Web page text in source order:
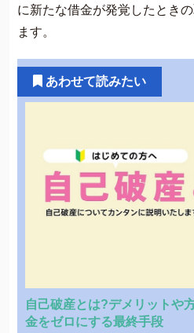
に新たな借金が発覚したとき
ます。
あわせて読みたい
自己破産とは?デメリットや
金をゼロにする最終手段